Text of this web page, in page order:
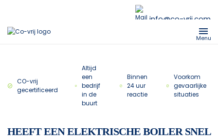
info@co-vrij.com
Menu
CO-vrij
gecertificeerd
Altijd
een
bedrijf
in de
buurt
Binnen
24 uur
reactie
Voorkom
gevaarlijke
situaties
HEEFT EEN ELEKTRISCHE BOILER SNEL